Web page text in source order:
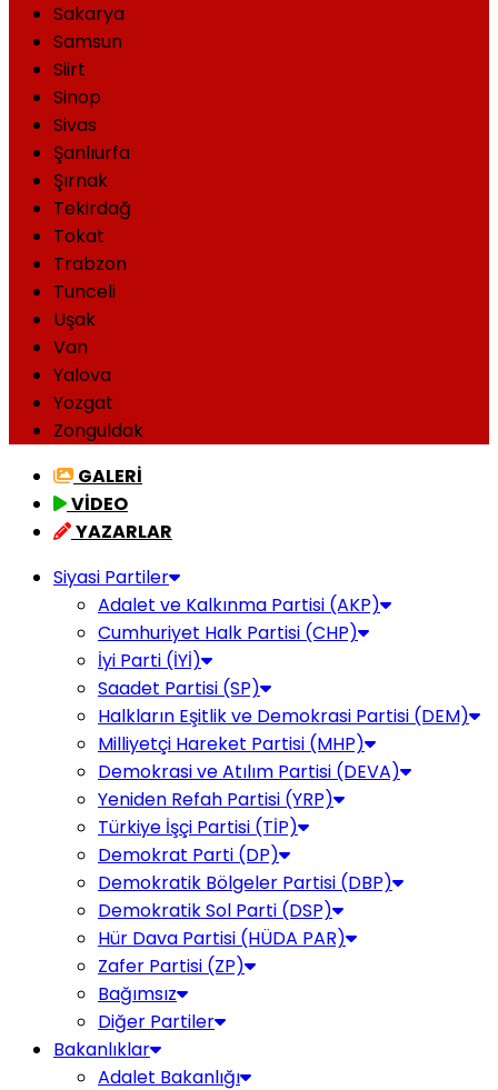
Sakarya
Samsun
Siirt
Sinop
Sivas
Şanlıurfa
Şırnak
Tekirdağ
Tokat
Trabzon
Tunceli
Uşak
Van
Yalova
Yozgat
Zonguldak
GALERİ
VİDEO
YAZARLAR
Siyasi Partiler
Adalet ve Kalkınma Partisi (AKP)
Cumhuriyet Halk Partisi (CHP)
İyi Parti (İYİ)
Saadet Partisi (SP)
Halkların Eşitlik ve Demokrasi Partisi (DEM)
Milliyetçi Hareket Partisi (MHP)
Demokrasi ve Atılım Partisi (DEVA)
Yeniden Refah Partisi (YRP)
Türkiye İşçi Partisi (TİP)
Demokrat Parti (DP)
Demokratik Bölgeler Partisi (DBP)
Demokratik Sol Parti (DSP)
Hür Dava Partisi (HÜDA PAR)
Zafer Partisi (ZP)
Bağımsız
Diğer Partiler
Bakanlıklar
Adalet Bakanlığı